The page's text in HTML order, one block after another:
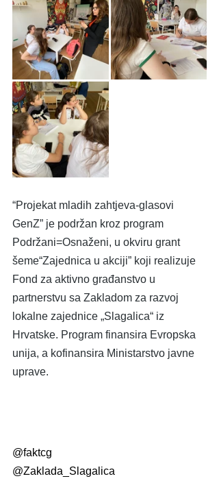
“Projekat mladih zahtjeva-glasovi
GenZ” je podržan kroz program
Podržani=Osnaženi, u okviru grant
šeme“Zajednica u akciji” koji realizuje
Fond za aktivno građanstvo u
partnerstvu sa Zakladom za razvoj
lokalne zajednice „Slagalica“ iz
Hrvatske. Program finansira Evropska
unija, a kofinansira Ministarstvo javne
uprave.
@faktcg
@Zaklada_Slagalica